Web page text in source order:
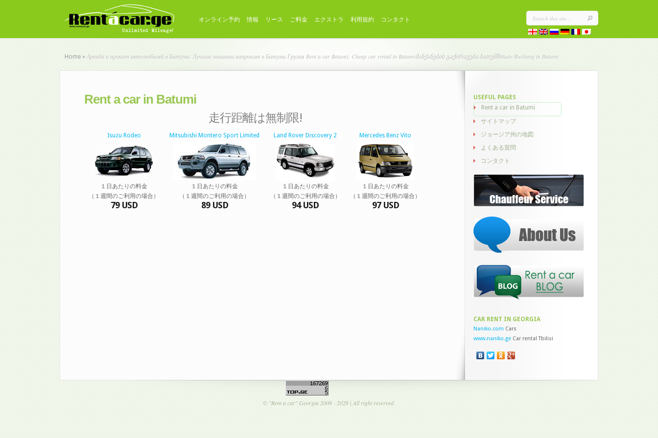
オンライン予約 情報 リース ご料金 エクストラ 利用規約 コンタクト
Home » Аренда и прокат автомобилей в Батуми. Лучшие машины напрокат в Батуми Грузия Rent a car Batumi: Cheap car rental in Batumiმანქანების გაქირავება ბათუმშიAuto Buchung in Batumi
Rent a car in Batumi
走行距離は無制限!
Isuzu Rodeo Mitsubishi Montero Sport Limited Land Rover Discovery 2 Mercedes Benz Vito
１日あたりの料金
（１週間のご利用の場合）
79 USD
１日あたりの料金
（１週間のご利用の場合）
89 USD
１日あたりの料金
（１週間のご利用の場合）
94 USD
１日あたりの料金
（１週間のご利用の場合）
97 USD
USEFUL PAGES
Rent a car in Batumi
サイトマップ
ジョージア州の地図
よくある質問
コンタクト
CAR RENT IN GEORGIA
Naniko.com Cars
www.naniko.ge Car rental Tbilisi
© "Rent a car"Georgia 2008 - 2026 | All right reserved.